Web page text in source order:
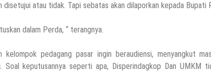
disetujui atau tidak. Tapi sebatas akan dilaporkan kepada Bupati
dalam Perda, “ terangnya.
kelompok pedagang pasar ingin beraudiensi, menyangkut
Soal keputusannya seperti apa, Disperindagkop Dan UMKM